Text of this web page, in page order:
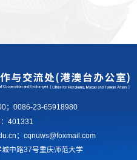
；0086-23-65918980
401331
；cqnuws@foxmail.com
中路37号重庆师范大学